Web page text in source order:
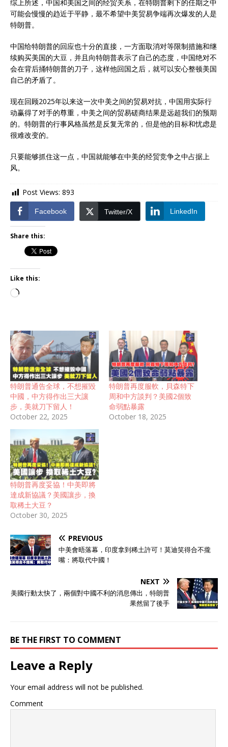
综上所述，中国和美国之间的经贸关系，在特朗普剩下的任期之中
可能会慢慢的趋近于平静，最不希望中美贸易争端再次爆发的人是
特朗普。
中国给特朗普的回应也十分的直接，一方面取消对等限制措施和继
续购买美国的大豆，并且向特朗普表示了自己的态度，中国绝对不
会在背后捅特朗普的刀子，这样他回国之后，就可以安心整顿美国
自己的矛盾了。
现在回顾2025年以来这一次中美之间的贸易对抗，中国用实际行
动赢得了对手的尊重，中美之间的贸易磋商结果是远超我们的预期
的。特朗普的行事风格虽然是反复无常的，但是他的目标和忧虑是
很难改变的。
只要能够抓住这一点，中国就能够在中美的经贸竞争之中占据上
风。
Post Views: 893
Facebook Twitter/X LinkedIn
Share this:
Like this:
特朗普通告全球，不想摧毀
中國，中方得作出三大讓
步，美就刀下留人！
October 22, 2025
特朗普再度服軟，貝森特下
周和中方談判？美國2個致
命弱點暴露
October 18, 2025
特朗普再度妥協！中美即將
達成新協議？美國讓步，換
取稀土大豆？
October 30, 2025
PREVIOUS
中美會晤落幕，印度拿到稀土許可！莫迪笑得合不攏
嘴：將取代中國！
NEXT
美國行動太快了，兩個對中國不利的消息傳出，特朗普
果然留了後手
BE THE FIRST TO COMMENT
Leave a Reply
Your email address will not be published.
Comment